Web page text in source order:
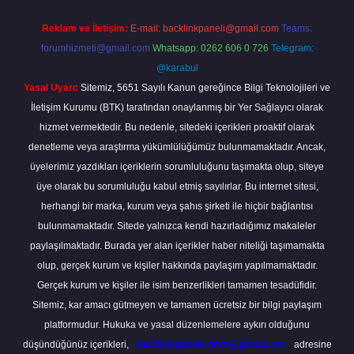
Reklam ve İletişim: E-mail: backlinkpaneli@gmail.com Teams:
forumhizmeti@gmail.com Whatsapp: 0262 606 0 726 Telegram:
@karabul
Yasal Uyarı: Sitemiz, 5651 Sayılı Kanun gereğince Bilgi Teknolojileri ve
İletişim Kurumu (BTK) tarafından onaylanmış bir Yer Sağlayıcı olarak
hizmet vermektedir. Bu nedenle, sitedeki içerikleri proaktif olarak
denetleme veya araştırma yükümlülüğümüz bulunmamaktadır. Ancak,
üyelerimiz yazdıkları içeriklerin sorumluluğunu taşımakta olup, siteye
üye olarak bu sorumluluğu kabul etmiş sayılırlar. Bu internet sitesi,
herhangi bir marka, kurum veya şahıs şirketi ile hiçbir bağlantısı
bulunmamaktadır. Sitede yalnızca kendi hazırladığımız makaleler
paylaşılmaktadır. Burada yer alan içerikler haber niteliği taşımamakta
olup, gerçek kurum ve kişiler hakkında paylaşım yapılmamaktadır.
Gerçek kurum ve kişiler ile isim benzerlikleri tamamen tesadüfidir.
Sitemiz, kar amacı gütmeyen ve tamamen ücretsiz bir bilgi paylaşım
platformudur. Hukuka ve yasal düzenlemelere aykırı olduğunu
düşündüğünüz içerikleri,
backlinkpanelicomtr@gmail.com adresine